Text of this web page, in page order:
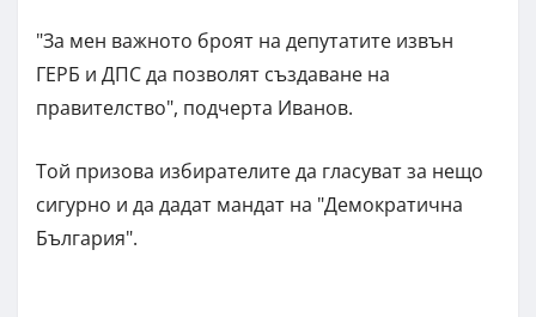
"За мен важното броят на депутатите извън
ГЕРБ и ДПС да позволят създаване на
правителство", подчерта Иванов.
Той призова избирателите да гласуват за нещо
сигурно и да дадат мандат на "Демократична
България".